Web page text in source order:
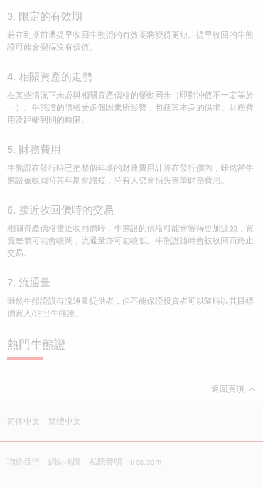
3. 限定的有效期
若在到期前遭提早收回牛熊證的有效期將變得更短。提早收回的牛熊
證可能會變得沒有價值。
4. 相關資產的走勢
在某些情況下未必與相關資產價格的變動同步（即對沖值不一定等於
一）。牛熊證的價格受多個因素所影響，包括其本身的供求、財務費
用及距離到期的時限。
5. 財務費用
牛熊證在發行時已把整個年期的財務費用計算在發行價內，雖然當牛
熊證被收回時其年期會縮短，持有人仍會損失整筆財務費用。
6. 接近收回價時的交易
相關資產價格接近收回價時，牛熊證的價格可能會變得更加波動，買
賣差價可能會較闊，流通量亦可能較低。牛熊證隨時會被收回而終止
交易。
7. 流通量
雖然牛熊證設有流通量提供者，但不能保證投資者可以隨時以其目標
價買入/沽出牛熊證。
熱門牛熊證
返回頁頂
简体中文 繁體中文
聯絡我們 網站地圖 私隱聲明 ubs.com